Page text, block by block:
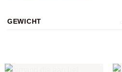
GEWICHT